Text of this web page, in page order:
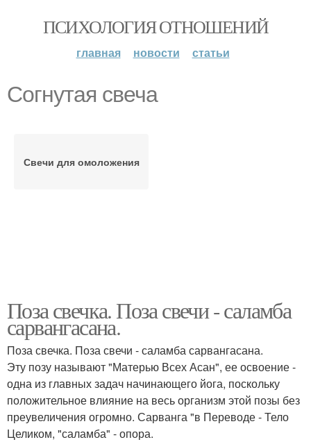
ПСИХОЛОГИЯ ОТНОШЕНИЙ
главная новости статьи
Согнутая свеча
Свечи для омоложения
Поза свечка. Поза свечи - саламба
сарвангасана.
Поза свечка. Поза свечи - саламба сарвангасана.
Эту позу называют "Матерью Всех Асан", ее освоение -
одна из главных задач начинающего йога, поскольку
положительное влияние на весь организм этой позы без
преувеличения огромно. Сарванга "в Переводе - Тело
Целиком, "саламба" - опора.